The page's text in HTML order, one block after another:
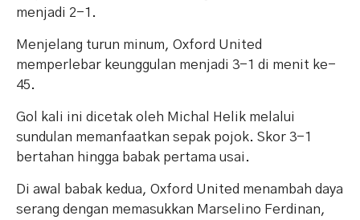
menjadi 2-1.
Menjelang turun minum, Oxford United
memperlebar keunggulan menjadi 3-1 di menit ke-
45.
Gol kali ini dicetak oleh Michal Helik melalui
sundulan memanfaatkan sepak pojok. Skor 3-1
bertahan hingga babak pertama usai.
Di awal babak kedua, Oxford United menambah daya
serang dengan memasukkan Marselino Ferdinan,